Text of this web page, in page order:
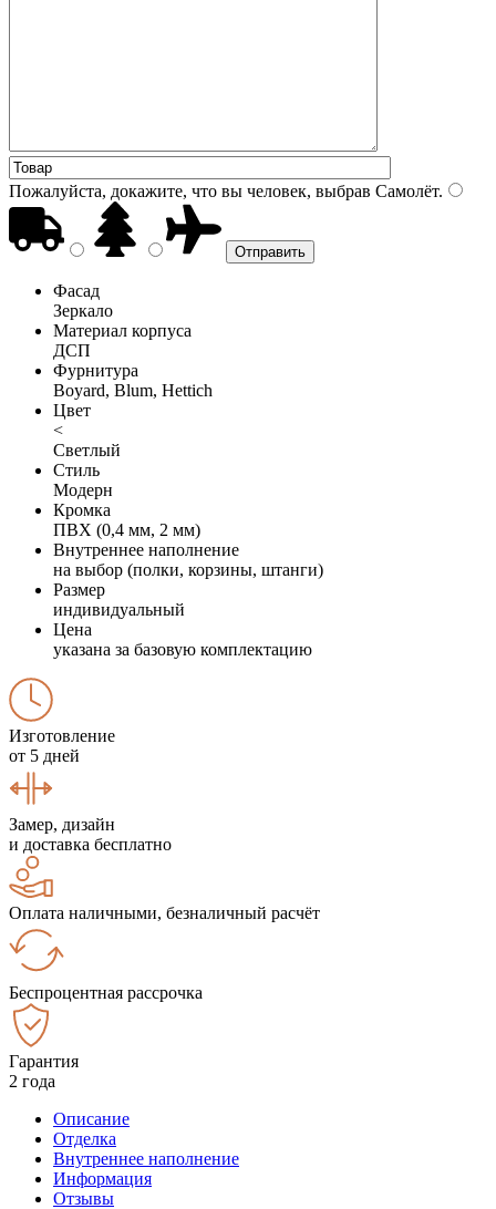
Пожалуйста, докажите, что вы человек, выбрав Самолёт.
Фасад
Зеркало
Материал корпуса
ДСП
Фурнитура
Boyard, Blum, Hettich
Цвет
<
Светлый
Стиль
Модерн
Кромка
ПВХ (0,4 мм, 2 мм)
Внутреннее наполнение
на выбор (полки, корзины, штанги)
Размер
индивидуальный
Цена
указана за базовую комплектацию
Изготовление
от 5 дней
Замер, дизайн
и доставка бесплатно
Оплата наличными, безналичный расчёт
Беспроцентная рассрочка
Гарантия
2 года
Описание
Отделка
Внутреннее наполнение
Информация
Отзывы